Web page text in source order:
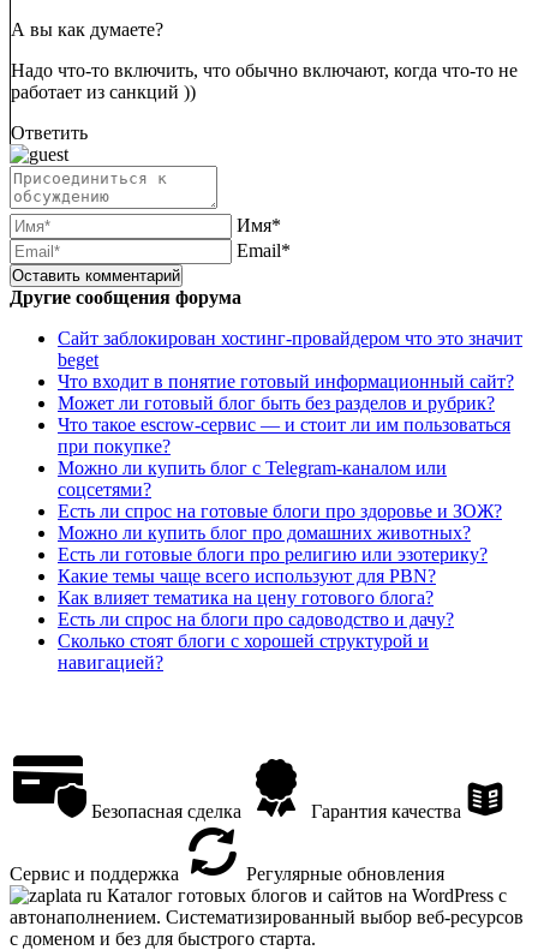
А вы как думаете?
Надо что-то включить, что обычно включают, когда что-то не
работает из санкций ))
Ответить
Имя*
Email*
Другие сообщения форума
Сайт заблокирован хостинг-провайдером что это значит
beget
Что входит в понятие готовый информационный сайт?
Может ли готовый блог быть без разделов и рубрик?
Что такое escrow-сервис — и стоит ли им пользоваться
при покупке?
Можно ли купить блог с Telegram-каналом или
соцсетями?
Есть ли спрос на готовые блоги про здоровье и ЗОЖ?
Можно ли купить блог про домашних животных?
Есть ли готовые блоги про религию или эзотерику?
Какие темы чаще всего используют для PBN?
Как влияет тематика на цену готового блога?
Есть ли спрос на блоги про садоводство и дачу?
Сколько стоят блоги с хорошей структурой и
навигацией?
Безопасная сделка Гарантия качества
Сервис и поддержка
Регулярные обновления
Каталог готовых блогов и сайтов на WordPress с
автонаполнением. Систематизированный выбор веб-ресурсов
с доменом и без для быстрого старта.